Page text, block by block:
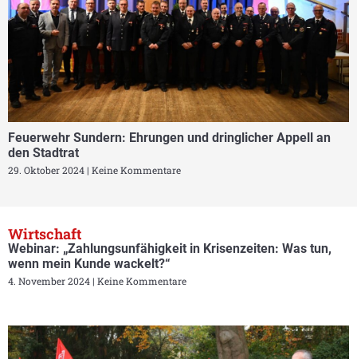
Feuerwehr Sundern: Ehrungen und dringlicher Appell an
den Stadtrat
29. Oktober 2024 Keine Kommentare
Wirtschaft
Webinar: „Zahlungsunfähigkeit in Krisenzeiten: Was tun,
wenn mein Kunde wackelt?“
4. November 2024 Keine Kommentare